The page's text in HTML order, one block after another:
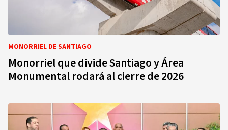
MONORRIEL DE SANTIAGO
Monorriel que divide Santiago y Área
Monumental rodará al cierre de 2026